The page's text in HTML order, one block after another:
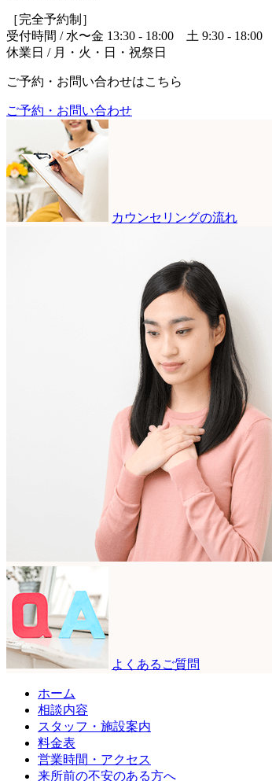
［完全予約制］
受付時間 / 水〜金 13:30 - 18:00 土 9:30 - 18:00
休業日 / 月・火・日・祝祭日
ご予約・お問い合わせはこちら
ご予約・お問い合わせ
カウンセリングの流れ
よくあるご質問
ホーム
相談内容
スタッフ・施設案内
料金表
営業時間・アクセス
来所前の不安のある方へ